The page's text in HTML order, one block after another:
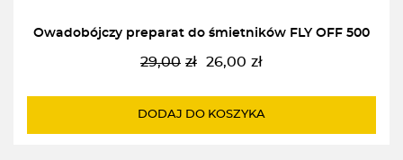
Owadobójczy preparat do śmietników FLY OFF 500
29,00 zł
Pierwotna
wynosiła:
26,00 zł
Aktualna
wynosi:
DODAJ DO KOSZYKA